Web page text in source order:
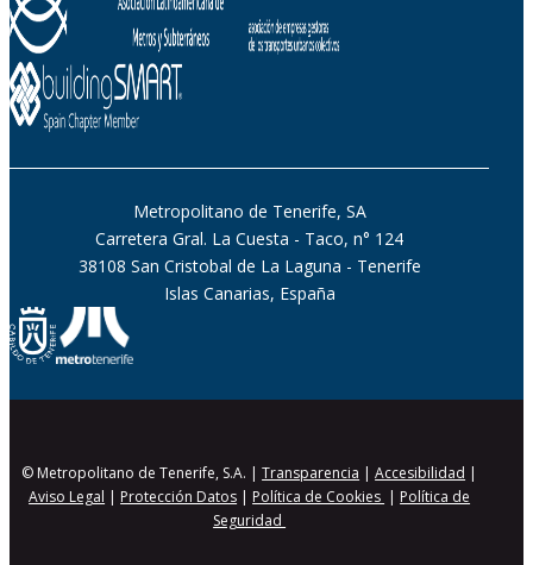
Metropolitano de Tenerife, SA
Carretera Gral. La Cuesta - Taco, n° 124
38108 San Cristobal de La Laguna - Tenerife
Islas Canarias, España
© Metropolitano de Tenerife, S.A. |Transparencia |Accesibilidad |
Aviso Legal | Protección Datos | Política de Cookies | Política de
Seguridad